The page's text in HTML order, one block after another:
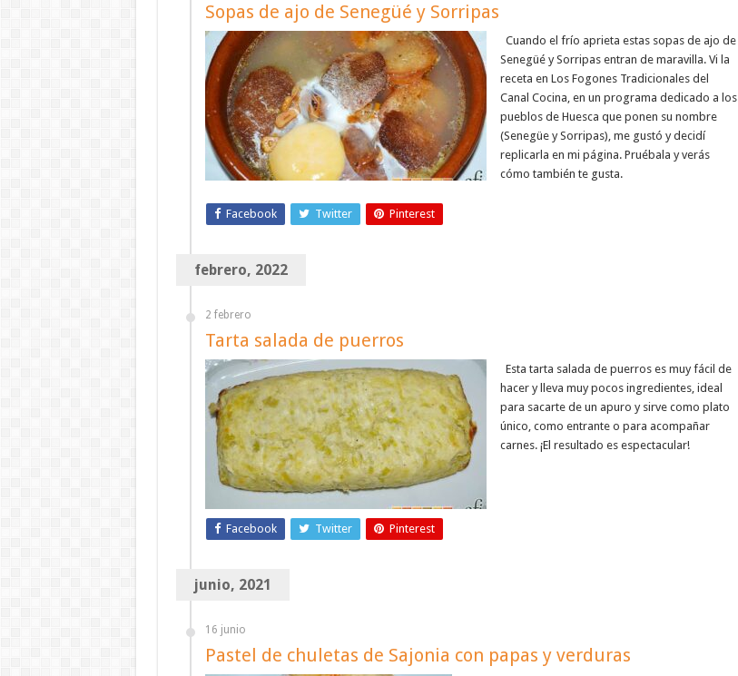
Sopas de ajo de Senegüé y Sorripas
Cuando el frío aprieta estas sopas de ajo de
Senegüé y Sorripas entran de maravilla. Vi la
receta en Los Fogones Tradicionales del
Canal Cocina, en un programa dedicado a los
pueblos de Huesca que ponen su nombre
(Senegüe y Sorripas), me gustó y decidí
replicarla en mi página. Pruébala y verás
cómo también te gusta.
Facebook Twitter Pinterest
febrero, 2022
2 febrero
Tarta salada de puerros
Esta tarta salada de puerros es muy fácil de
hacer y lleva muy pocos ingredientes, ideal
para sacarte de un apuro y sirve como plato
único, como entrante o para acompañar
carnes. ¡El resultado es espectacular!
Facebook Twitter Pinterest
junio, 2021
16 junio
Pastel de chuletas de Sajonia con papas y verduras